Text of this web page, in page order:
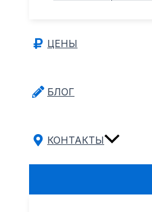
ЦЕНЫ
БЛОГ
КОНТАКТЫ